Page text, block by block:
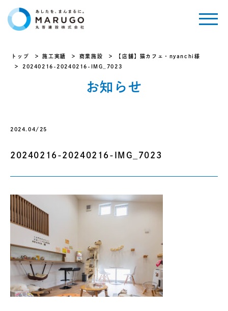
トップ 施工実績 商業施設
【店舗】猫カフェ・nyanchi様
20240216-20240216-IMG_7023
お知らせ
2024.04/25
20240216-20240216-IMG_7023